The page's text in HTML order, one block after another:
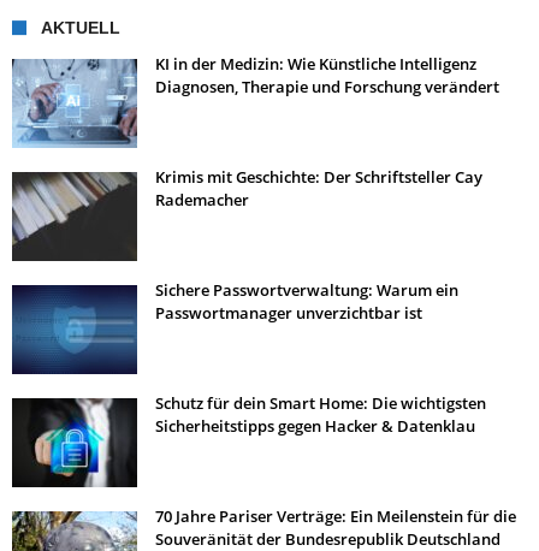
AKTUELL
KI in der Medizin: Wie Künstliche Intelligenz
Diagnosen, Therapie und Forschung verändert
Krimis mit Geschichte: Der Schriftsteller Cay
Rademacher
Sichere Passwortverwaltung: Warum ein
Passwortmanager unverzichtbar ist
Schutz für dein Smart Home: Die wichtigsten
Sicherheitstipps gegen Hacker & Datenklau
70 Jahre Pariser Verträge: Ein Meilenstein für die
Souveränität der Bundesrepublik Deutschland